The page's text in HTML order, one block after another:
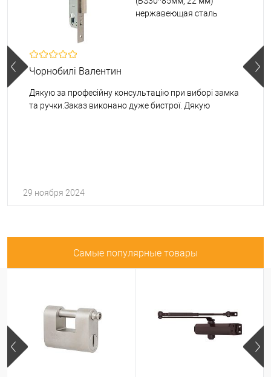
нержавеющая сталь
Чорнобилі Валентин
Дякую за професійну консультацію при виборі замка
та ручки.Заказ виконано дуже бистрої. Дякую
29 ноября 2024
Самые популярные товары